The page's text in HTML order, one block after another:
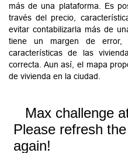
más de una plataforma. Es
través del precio,
evitar contabilizarla más de
tiene un margen de
características de las
correcta. Aun así, el mapa
de vivienda en la ciudad.